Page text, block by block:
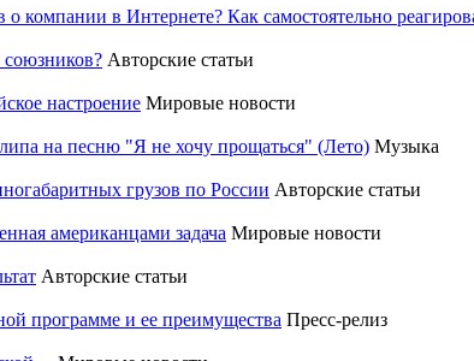
компании в Интернете? Как самостоятельно
союзников? Авторские статьи
настроение Мировые новости
на песню "Я не хочу прощаться" (Лето) Музыка
грузов по России Авторские статьи
американцами задача Мировые новости
Авторские статьи
программе и ее преимущества Пресс-релиз